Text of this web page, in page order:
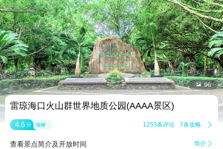
 96
雷琼海口火山群世界地质公园(AAAA景区)
4.6 分 很棒 1253条评论 7条攻略 
查看景点简介及开放时间 简介 
